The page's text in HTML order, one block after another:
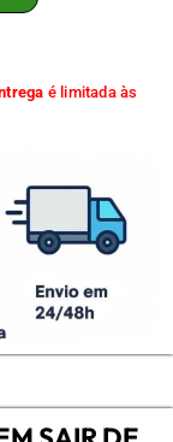
é limitada às